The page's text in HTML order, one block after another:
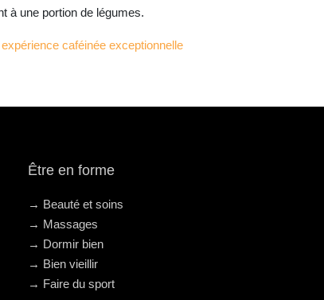
à une portion de légumes.
caféinée exceptionnelle
Être en forme
→ Beauté et soins
→ Massages
→ Dormir bien
→ Bien vieillir
→ Faire du sport